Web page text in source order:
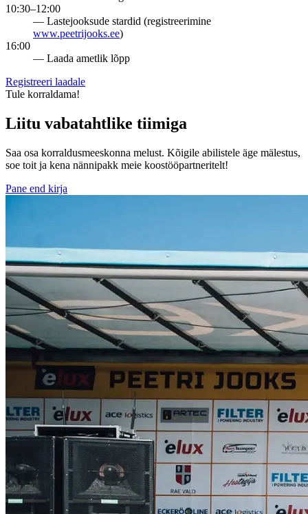
10:30–12:00
— Lastejooksude stardid (registreerimine
www.peetrijooks.ee)
16:00
— Laada ametlik lõpp
Registreeri laadale
Tule korraldama!
Liitu vabatahtlike tiimiga
Saa osa korraldusmeeskonna melust. Kõigile abilistele äge mälestus,
soe toit ja kena nännipakk meie koostööpartneritelt!
Pane end kirja